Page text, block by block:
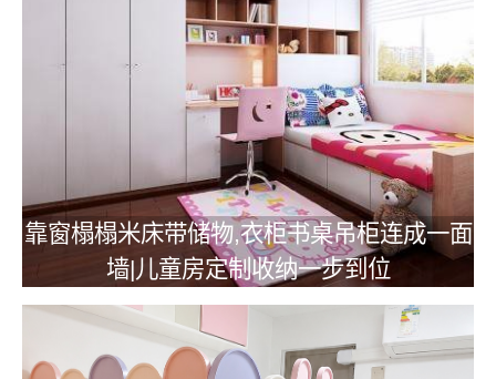
靠窗榻榻米床带储物,衣柜书桌吊柜连成一面
墙|儿童房定制收纳一步到位